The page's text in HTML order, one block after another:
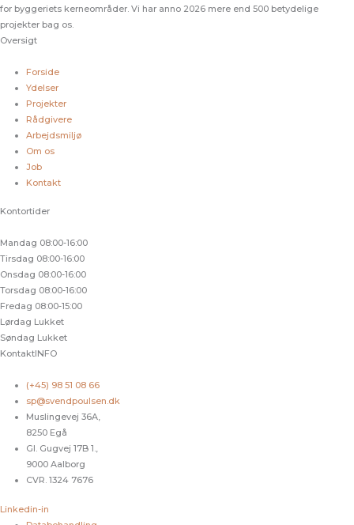
for byggeriets kerneområder. Vi har anno 2026 mere end 500 betydelige
projekter bag os.
Oversigt
Forside
Ydelser
Projekter
Rådgivere
Arbejdsmiljø
Om os
Job
Kontakt
Kontortider
Mandag 08:00-16:00
Tirsdag 08:00-16:00
Onsdag 08:00-16:00
Torsdag 08:00-16:00
Fredag 08:00-15:00
Lørdag Lukket
Søndag Lukket
KontaktINFO
(+45) 98 51 08 66
sp@svendpoulsen.dk
Muslingevej 36A,
8250 Egå
Gl. Gugvej 17B 1.,
9000 Aalborg
CVR. 1324 7676
Linkedin-in